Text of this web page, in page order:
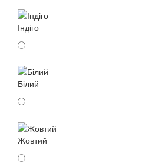
Індіго
Білий
Жовтий